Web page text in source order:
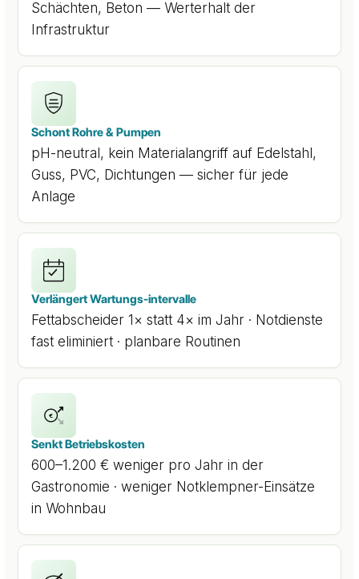
Schächten, Beton — Werterhalt der
Infrastruktur
Schont Rohre & Pumpen
pH-neutral, kein Materialangriff auf Edelstahl,
Guss, PVC, Dichtungen — sicher für jede
Anlage
Verlängert Wartungs-intervalle
Fettabscheider 1× statt 4× im Jahr · Notdienste
fast eliminiert · planbare Routinen
€
Senkt Betriebskosten
600–1.200 € weniger pro Jahr in der
Gastronomie · weniger Notklempner-Einsätze
in Wohnbau